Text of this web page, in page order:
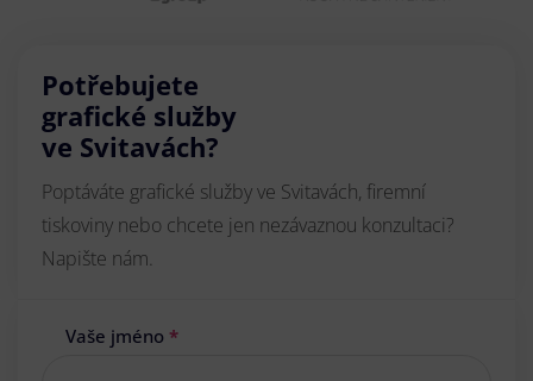
Potřebujete
grafické služby
ve Svitavách?
Poptáváte grafické služby ve Svitavách, firemní
tiskoviny nebo chcete jen nezávaznou konzultaci?
Napište nám.
Vaše jméno *